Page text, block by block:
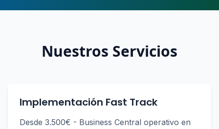
Nuestros Servicios
Implementación Fast Track
Desde 3.500€ - Business Central operativo en